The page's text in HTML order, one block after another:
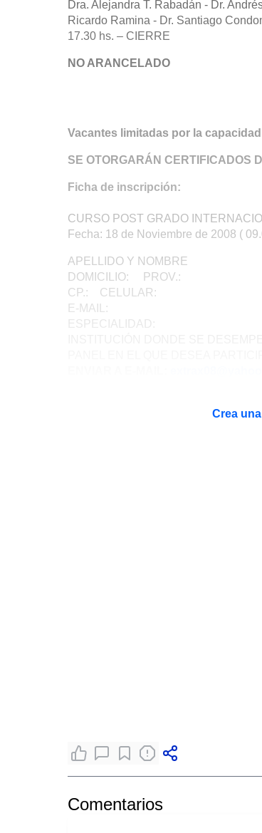
Dra. Alejandra T. Rabadán - Dr.
Ricardo Ramina - Dr. Santiago
17.30 hs. – CIERRE
NO ARANCELADO
Vacantes limitadas por la
SE OTORGARÁN CERTIFICADOS
Ficha de inscripción:
CURSO POST GRADO
Fecha: 18 de Noviembre de 2008 (
APELLIDO Y NOMBRE
DOMICILIO:
CP.: CELULAR:
E-MAIL:
ESPECIALIDAD:
Crea
Comentarios